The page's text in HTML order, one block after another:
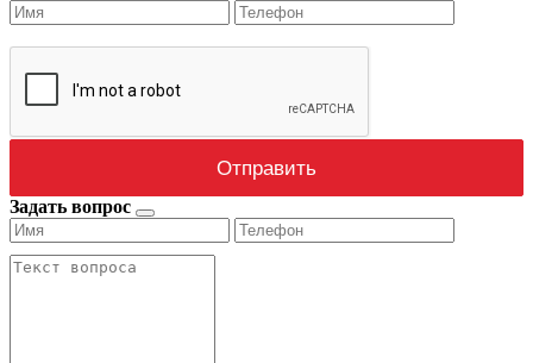
Задать вопрос